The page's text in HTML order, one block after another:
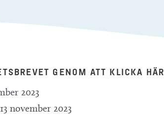
GENOM ATT KLICKA HÄR
2023
13 november 2023